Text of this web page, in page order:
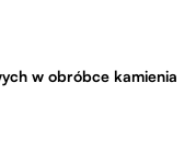
w obróbce kamienia